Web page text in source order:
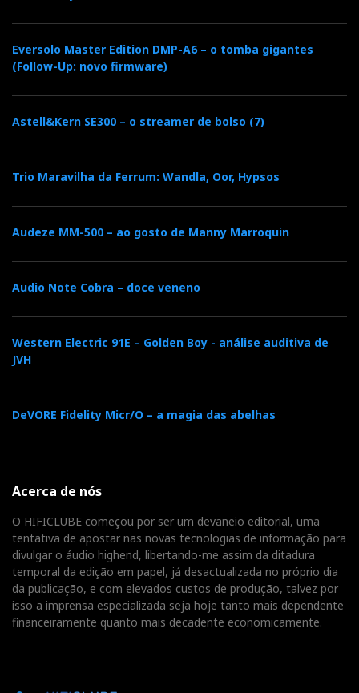
Eversolo Master Edition DMP-A6 – o tomba gigantes
(Follow-Up: novo firmware)
Astell&Kern SE300 – o streamer de bolso (7)
Trio Maravilha da Ferrum: Wandla, Oor, Hypsos
Audeze MM-500 – ao gosto de Manny Marroquin
Audio Note Cobra – doce veneno
Western Electric 91E – Golden Boy - análise auditiva de
JVH
DeVORE Fidelity Micr/O – a magia das abelhas
Acerca de nós
O HIFICLUBE começou por ser um devaneio editorial, uma
tentativa de apostar nas novas tecnologias de informação para
divulgar o áudio highend, libertando-me assim da ditadura
temporal da edição em papel, já desactualizada no próprio dia
da publicação, e com elevados custos de produção, talvez por
isso a imprensa especializada seja hoje tanto mais dependente
financeiramente quanto mais decadente economicamente.